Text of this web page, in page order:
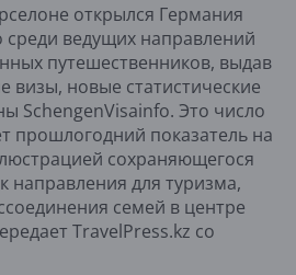
открылся Германия
среди ведущих направлений
путешественников, выдав
визы, новые статистические
SchengenVisainfo. Это число
прошлогодний показатель на
сохраняющегося
направления для туризма,
семей в центре
TravelPress.kz со